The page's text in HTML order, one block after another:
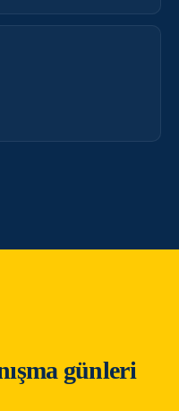
günleri